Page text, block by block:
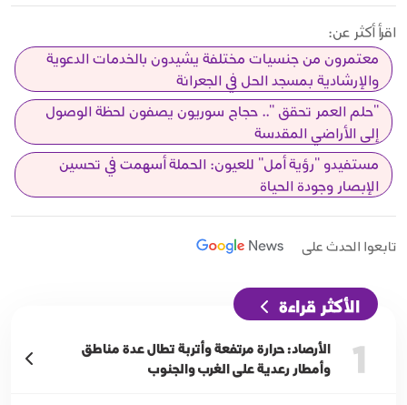
اقرأ أكثر عن:
معتمرون من جنسيات مختلفة يشيدون بالخدمات الدعوية
والإرشادية بمسجد الحل في الجعرانة
"حلم العمر تحقق ".. حجاج سوريون يصفون لحظة الوصول
إلى الأراضي المقدسة
مستفيدو "رؤية أمل" للعيون: الحملة أسهمت في تحسين
الإبصار وجودة الحياة
تابعوا الحدث على
الأكثر قراءة
1
الأرصاد: حرارة مرتفعة وأتربة تطال عدة مناطق
وأمطار رعدية على الغرب والجنوب